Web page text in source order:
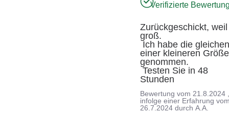
Verifizierte
Zurückgeschickt,
groß.
Ich habe die gleichen in
einer kleineren Größe
genommen.
Testen Sie in 48
Stunden
Bewertung vom 21.8.2024
infolge einer Erfahrung
26.7.2024 durchA.A.